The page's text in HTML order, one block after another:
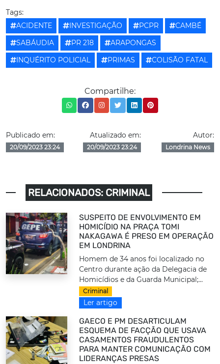
Tags:
ACIDENTE
INVESTIGAÇÃO PCPR
CAMBÉ
SABÁUDIA
PR 218
ARAPONGAS
INQUÉRITO POLICIAL
PRIMAS COLISÃO FATAL
Compartilhe:
Publicado em:
20/09/2023 23:24
Atualizado em:
20/09/2023 23:24
Autor:
Londrina News
RELACIONADOS: CRIMINAL
SUSPEITO DE ENVOLVIMENTO EM
HOMICÍDIO NA PRAÇA TOMI
NAKAGAWA É PRESO EM OPERAÇÃO
EM LONDRINA
Homem de 34 anos foi localizado no
Centro durante ação da Delegacia de
Homicídios e da Guarda Municipal;...
Criminal
Ler artigo
GAECO E PM DESARTICULAM
ESQUEMA DE FACÇÃO QUE USAVA
CASAMENTOS FRAUDULENTOS
PARA MANTER COMUNICAÇÃO COM
LIDERANÇAS PRESAS